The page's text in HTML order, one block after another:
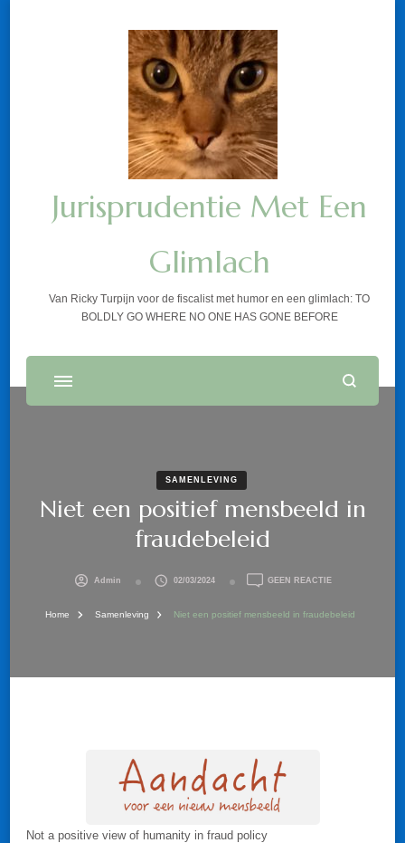
Jurisprudentie Met Een
Glimlach
Van Ricky Turpijn voor de fiscalist met humor en een glimlach: TO
BOLDLY GO WHERE NO ONE HAS GONE BEFORE
SAMENLEVING
Niet een positief mensbeeld in
fraudebeleid
Admin 02/03/2024 GEEN REACTIEOP
POSITIEF
Home Samenleving Niet een positief mensbeeld in fraudebeleid
Not a positive view of humanity in fraud policy